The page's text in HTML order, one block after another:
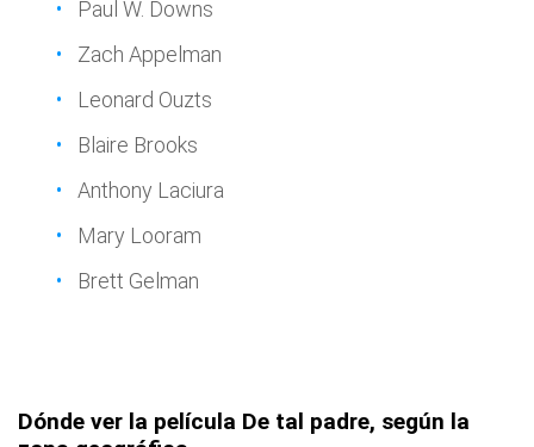
Paul W. Downs
Zach Appelman
Leonard Ouzts
Blaire Brooks
Anthony Laciura
Mary Looram
Brett Gelman
Dónde ver la película De tal padre, según la